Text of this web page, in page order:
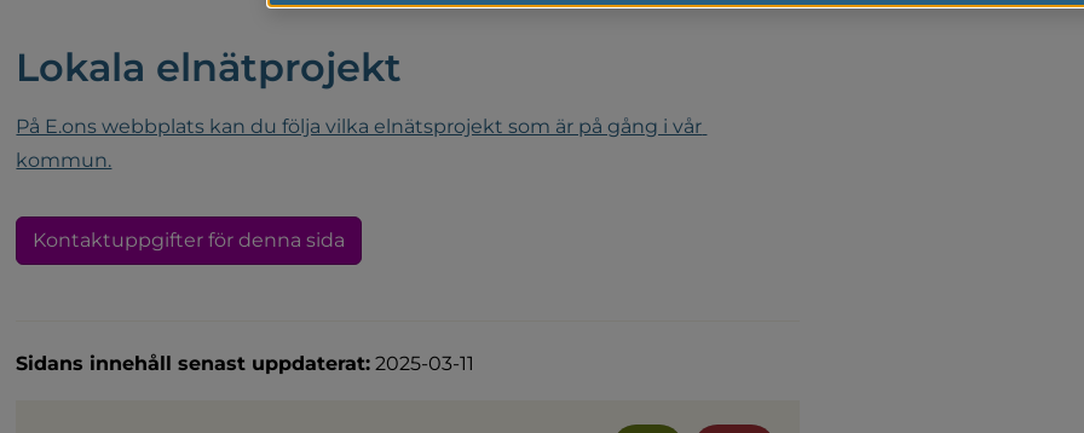
Lokala elnätprojekt
På E.ons webbplats kan du följa vilka elnätsprojekt som är på gång i vår
kommun.
Kontaktuppgifter för denna sida
Sidans innehåll senast uppdaterat: 2025-03-11